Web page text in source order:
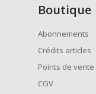
Boutique
Abonnements
Crédits articles
Points de vente
CGV